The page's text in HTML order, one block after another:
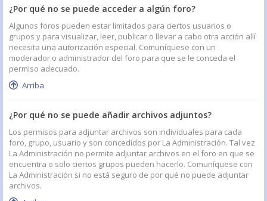
¿Por qué no se puede acceder a algún foro?
Algunos foros pueden estar limitados para ciertos usuarios o
grupos y para visualizar, leer, publicar o llevar a cabo otra acción allí
necesita una autorización especial. Comuníquese con un
moderador o administrador del foro para que se le conceda el
permiso adecuado.
Arriba
¿Por qué no se puede añadir archivos adjuntos?
Los permisos para adjuntar archivos son individuales para cada
foro, grupo, usuario y son concedidos por La Administración. Tal vez
La Administración no permite adjuntar archivos en el foro en que se
encuentra o solo ciertos grupos pueden hacerlo. Comuníquese con
La Administración si no está seguro de por qué no puede adjuntar
archivos.